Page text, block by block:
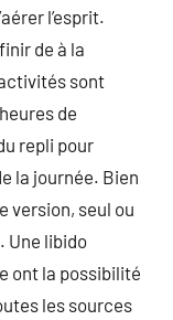
l’esprit.
de à la
sont
de
repli pour
la journée. Bien
version, seul ou
Une libido
ont la possibilité
les sources